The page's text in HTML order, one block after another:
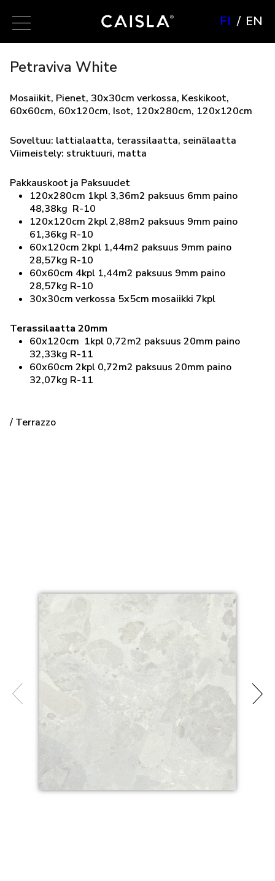
FI EN
Petraviva White
Mosaiikit, Pienet, 30x30cm verkossa, Keskikoot,
60x60cm, 60x120cm, Isot, 120x280cm, 120x120cm
Soveltuu: lattialaatta, terassilaatta, seinälaatta
Viimeistely: struktuuri, matta
Pakkauskoot ja Paksuudet
120x280cm 1kpl 3,36m2 paksuus 6mm paino
48,38kg R-10
120x120cm 2kpl 2,88m2 paksuus 9mm paino
61,36kg R-10
60x120cm 2kpl 1,44m2 paksuus 9mm paino
28,57kg R-10
60x60cm 4kpl 1,44m2 paksuus 9mm paino
28,57kg R-10
30x30cm verkossa 5x5cm mosaiikki 7kpl
Terassilaatta 20mm
60x120cm 1kpl 0,72m2 paksuus 20mm paino
32,33kg R-11
60x60cm 2kpl 0,72m2 paksuus 20mm paino
32,07kg R-11
/ Terrazzo